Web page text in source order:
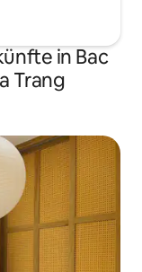
in Bac
Trang